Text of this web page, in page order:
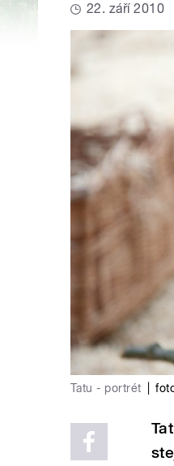
22. září 2010
Tatu - portrét